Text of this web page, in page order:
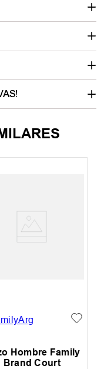
Hombre Family
Brand Court